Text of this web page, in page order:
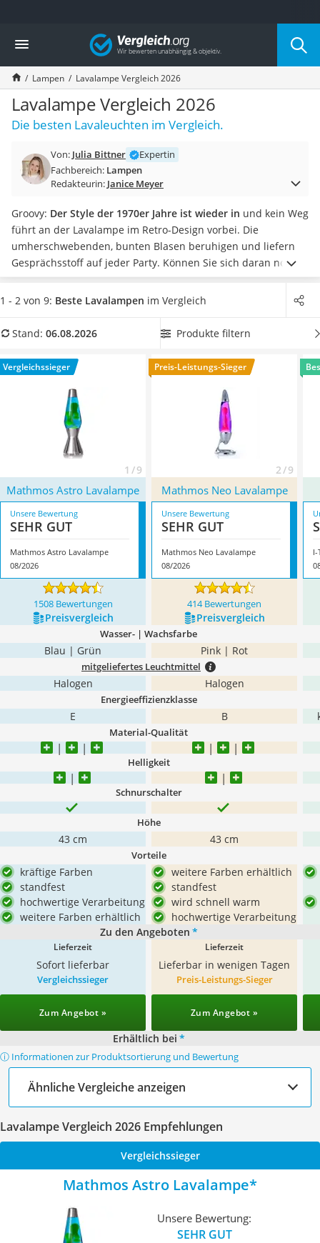
Die beliebtesten Vergleiche nach Kategorie
Wohnen
Matratzen-Topper
Matratzen
Konferenzlautsprecher
Tageslichtlampe
Badlüfter
Bürohocker
Außenleuchte mit Kamera
Akku-Tischlampe
Konferenzmikrofon
Klappmatratze
Duschkopf mit Kalkfilter
Aktenvernichter Sicherheitsstufe 4
Bettgitter
Topper 100 x 200
Höhenverstellbarer Schreibtisch
Matratze 90 x 200 cm
Vergleich
Lampen Lavalampe Vergleich 2026
Lavalampe Vergleich 2026
Die besten Lavaleuchten im Vergleich.
Von: Julia Bittner
Expertin
Fachbereich: Lampen
Redakteurin: Janice Meyer
Groovy: Der Style der 1970er Jahre ist wieder in und kein Weg
führt an der Lavalampe im Retro-Design vorbei. Die
umherschwebenden, bunten Blasen beruhigen und liefern
Gesprächsstoff auf jeder Party. Können Sie sich daran noch
erinnern? Egal ob rot, gelb oder blau:Lavalampen gibt es in
allen erdenklichen Farbvarianten. In unserer Tabelle finden
Stromrechnung nicht zu sehr steigt, wählen Sie eine
Überzeugt hat uns hier im August 2026 besonders das
ModellMathmos Astro Lavalampe* mit seinen Eigenschaften.
1 - 2 von 9: Beste Lavalampen im Vergleich
Stand: 06.08.2026 Produkte filtern
Vergleichssieger
1 / 9
Preis-Leistungs-Sieger
2 / 9
Mathmos Astro Lavalampe Mathmos Neo Lavalampe
Unsere Bewertung
SEHR GUT
Mathmos Astro Lavalampe
08/2026
Unsere Bewertung
SEHR GUT
Mathmos Neo Lavalampe
08/2026
1508 Bewertungen 414 Bewertungen
Preis­vergleich Preis­vergleich
Wasser- | Wachsfarbe
Blau | Grün Pink | Rot
mitgeliefertes Leuchtmittel
Halogen Halogen
Energieeffizienzklasse
E B
Material-Qualität
Helligkeit
Schnurschalter
Höhe
43 cm 43 cm
Vorteile
kräftige Farben
standfest
hochwertige Verarbeitung
weitere Farben erhältlich
weitere Farben erhältlich
standfest
wird schnell warm
hochwertige Verarbeitung
Zu den Angeboten *
Lieferzeit
Sofort lieferbar
Lieferzeit
Lieferbar in wenigen Tagen
Vergleichssieger
Zum Angebot »
Preis-Leistungs-Sieger
Zum Angebot »
Erhältlich bei *
ⓘ Informationen zur Produktsortierung und Bewertung
Ähnliche Vergleiche anzeigen
Lavalampe Vergleich 2026 Empfehlungen
Vergleichssieger
Mathmos Astro Lavalampe
Unsere Bewertung:
SEHR GUT